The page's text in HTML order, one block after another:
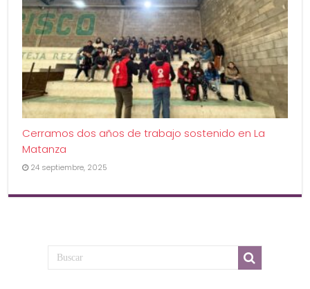
Cerramos dos años de trabajo sostenido en La
Matanza
24 septiembre, 2025